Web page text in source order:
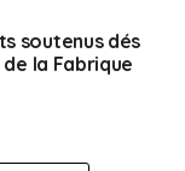
culturels». Des
pour cette
!
soutenus dés
la Fabrique